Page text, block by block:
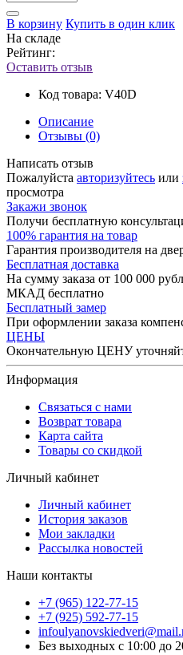
В корзину Купить в один клик
На складе
Рейтинг:
Оставить отзыв
Код товара: V40D
Описание
Отзывы (0)
Написать отзыв
Пожалуйста авторизуйтесь или
просмотра
Закажи звонок
Получи бесплатную
100% гарантия на товар
Гарантия производителя на
Бесплатная доставка
На сумму заказа от 100 000
МКАД бесплатно
Бесплатный замер
При оформлении заказа
ЦЕНЫ
Окончательную ЦЕНУ
Информация
Связаться с нами
Возврат товара
Карта сайта
Товары со скидкой
Личный кабинет
Личный кабинет
История заказов
Мои закладки
Рассылка новостей
Наши контакты
+7 (965) 122-77-15
+7 (925) 592-77-15
Без выходных с 10:00 до